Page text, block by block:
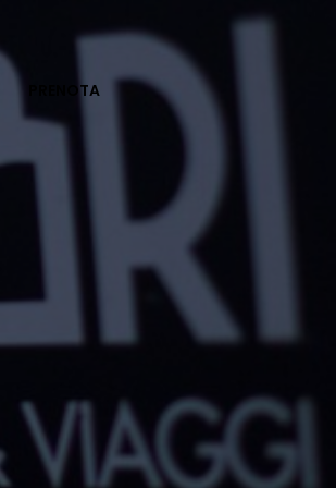
PRENOTA